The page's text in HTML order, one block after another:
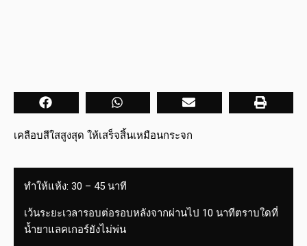
เคลือบสีใสสูงสุด ให้เสร็จสิ้นเหมือนกระจก
ทำให้แห้ง: 30 – 45 นาที
เว้นระยะเวลารอบต่อรอบหลังจากผ่านไป 10 นาทีตราบใดที่
น้ำยาแลคเกอร์ยังไม่พ่น